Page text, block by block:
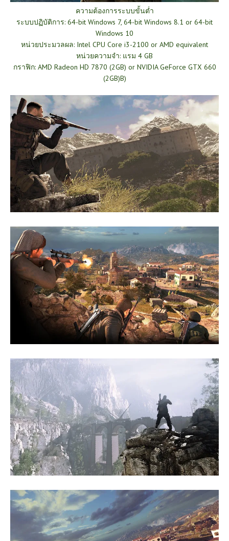
ความต้องการระบบขั้นต่ำ
ระบบปฏิบัติการ: 64-bit Windows 7, 64-bit Windows 8.1 or 64-bit
Windows 10
หน่วยประมวลผล: Intel CPU Core i3-2100 or AMD equivalent
หน่วยความจำ: แรม 4 GB
กราฟิก: AMD Radeon HD 7870 (2GB) or NVIDIA GeForce GTX 660
(2GB)B)